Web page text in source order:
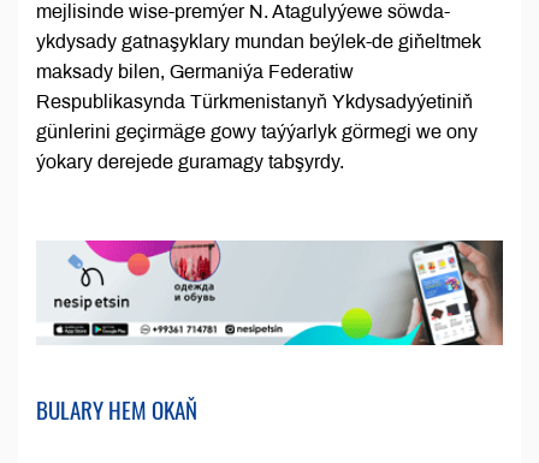
mejlisinde wise-premýer N. Atagulyýewe söwda-
ykdysady gatnaşyklary mundan beýlek-de giňeltmek
maksady bilen, Germaniýa Federatiw
Respublikasynda Türkmenistanyň Ykdysadyýetiniň
günlerini geçirmäge gowy taýýarlyk görmegi we ony
ýokary derejede guramagy tabşyrdy.
BULARY HEM OKAŇ